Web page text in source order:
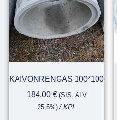
KAIVONRENGAS 100*100
184,00 € (SIS. ALV
25,5%)/ KPL